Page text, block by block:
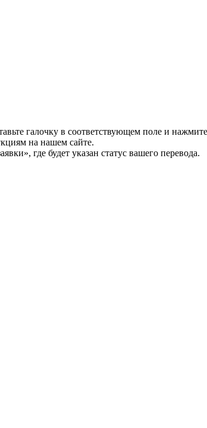
галочку в соответствующем поле и
на нашем сайте.
где будет указан статус вашего перевода.